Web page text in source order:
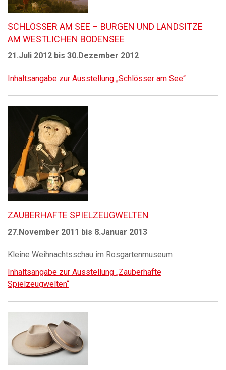
SCHLÖSSER AM SEE – BURGEN UND LANDSITZE
AM WESTLICHEN BODENSEE
21.Juli 2012 bis 30.Dezember 2012
Inhaltsangabe zur Ausstellung „Schlösser am See“
ZAUBERHAFTE SPIELZEUGWELTEN
27.November 2011 bis 8.Januar 2013
Kleine Weihnachtsschau im Rosgartenmuseum
Inhaltsangabe zur Ausstellung „Zauberhafte
Spielzeugwelten“